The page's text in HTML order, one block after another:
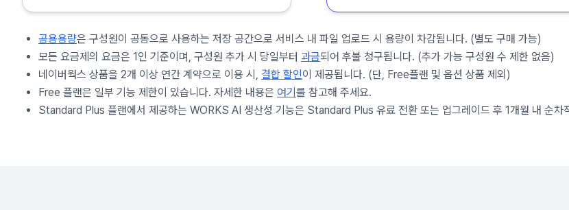
공용용량은 구성원이 공동으로 사용하는 저장 공간으로 서비스 내 파일 업로드 시 용량이 차감됩니다. (별도 구매 가능)
모든 요금제의 요금은 1인 기준이며, 구성원 추가 시 당일부터 과금되어 후불 청구됩니다. (추가 가능 구성원 수 제한 없음)
네이버웍스 상품을 2개 이상 연간 계약으로 이용 시, 결합 할인이 제공됩니다. (단, Free플랜 및 옵션 상품 제외)
Free 플랜은 일부 기능 제한이 있습니다. 자세한 내용은 여기 를 참고해 주세요.
Standard Plus 플랜에서 제공하는 WORKS AI 생산성 기능은 Standard Plus 유료 전환 또는 업그레이드 후 1개월 내 순차